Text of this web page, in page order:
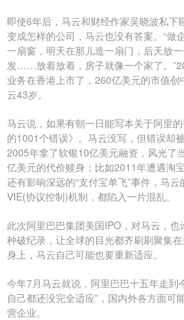
即使6年后，马云和财经作家吴晓波私下
变成怎样的公司，马云也没有答案。“做
一扇窗，明天在那儿造一扇门，后天放
发……放着放着，房子就像一个家了。
业务在香港上市了，260亿美元的市值
云43岁。
马云说，如果有朝一日能写本关于阿里
的1001个错误》。马云没写，但错误却
2005年拿了软银10亿美元融资，风光了
亿美元的代价赎身；比如2011年遭遇淘
还有影响深远的“支付宝单飞”事件，马
VIE(协议控制)机制，都陷入一片混乱。
此次阿里巴巴集团美国IPO，对马云，
种破纪录，让全球的目光都齐刷刷聚集
身上，马云自己可能也要重新适应。
今年7月马云就说，阿里巴巴十五年走到
自己都还没完全适应”，国内外各方面可
营企业。